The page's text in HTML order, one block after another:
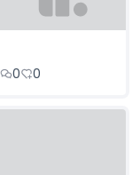
0 0